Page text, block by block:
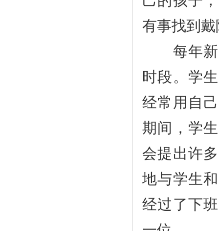
有事找到
每年新
时段。学
经常用自
期间，学
会提出许
地与学生
经过了下